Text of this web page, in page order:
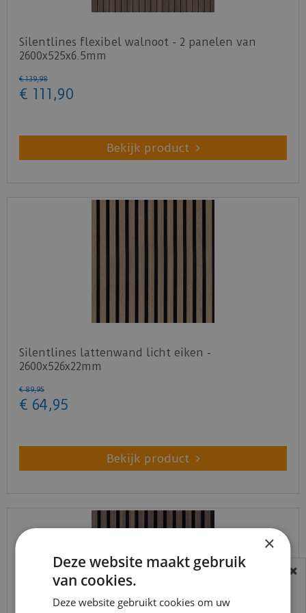
instructies akoestische wandpanelen.
akoestische wandpanelen.
Silentlines flexibel walnoot - 2 panelen van
2600x525x6.5mm
€ 139,98
€ 111 ,90
Bekijk product
Silentlines lattenwand licht eiken -
2600x526x22mm
€ 89,95
€ 64,95
Bekijk product
BEREIKBAARHEID
In verband met de vakantie periode zijn wij
×
Deze website maakt gebruik
van cookies.
Deze website gebruikt cookies om uw